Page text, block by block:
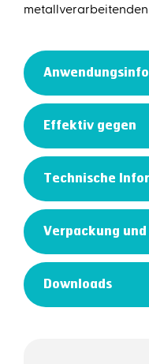
metallverarbeitenden
Effektiv gegen
Technische
Verpackung
Downloads